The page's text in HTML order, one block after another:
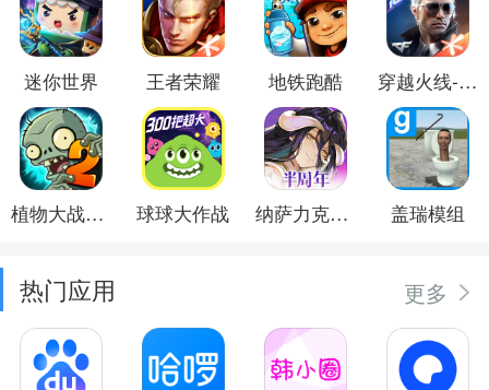
迷你世界 王者荣耀 地铁跑酷 穿越火线-枪战王者
植物大战僵尸2 球球大作战 纳萨力克之王 盖瑞模组
热门应用 更多